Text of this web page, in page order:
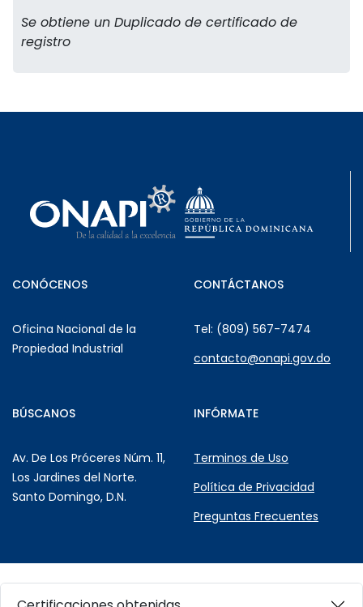
Se obtiene un Duplicado de certificado de
registro
CONÓCENOS
Oficina Nacional de la
Propiedad Industrial
CONTÁCTANOS
Tel: (809) 567-7474
contacto@onapi.gov.do
BÚSCANOS
Av. De Los Próceres Núm. 11,
Los Jardines del Norte.
Santo Domingo, D.N.
INFÓRMATE
Terminos de Uso
Política de Privacidad
Preguntas Frecuentes